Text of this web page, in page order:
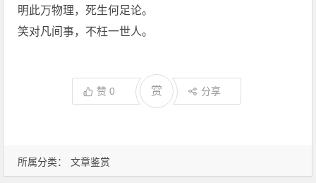
所属分类： 文章鉴赏
明此万物理，死生何足论。
笑对凡间事，不枉一世人。
赞0 赏 分享